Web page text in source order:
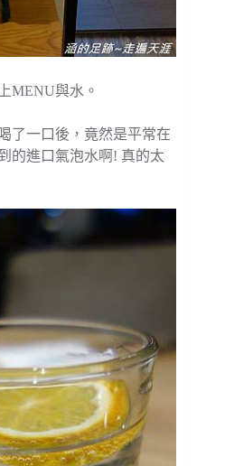
MENU與水。
了一口後，竟然是平常在
的進口氣泡水啊! 真的太